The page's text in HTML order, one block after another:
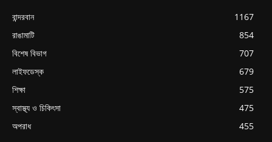
বান্দরবান
1167
রাঙামাটি
854
বিশেষ বিভাগ
707
লাইফডেস্ক
679
শিক্ষা
575
স্বাস্থ্য ও চিকিৎসা
475
অপরাধ
455